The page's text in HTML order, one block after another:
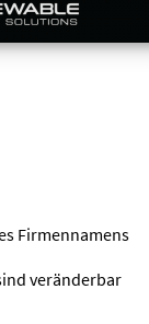
Firmennamens
veränderbar